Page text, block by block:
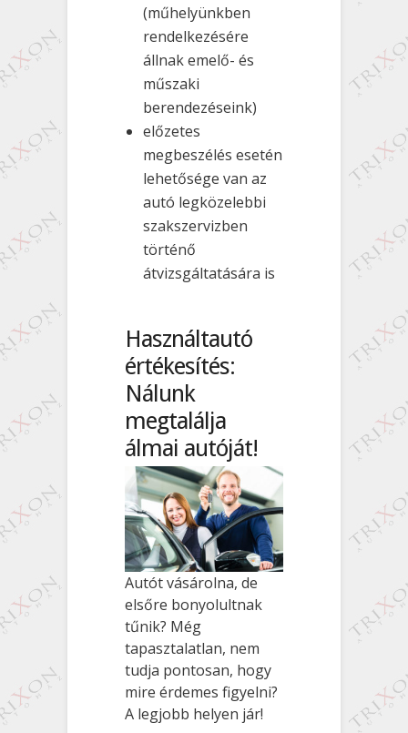
(műhelyünkben
rendelkezésére
állnak emelő- és
műszaki
berendezéseink)
előzetes
megbeszélés esetén
lehetősége van az
autó legközelebbi
szakszervizben
történő
átvizsgáltatására is
Használtautó
értékesítés:
Nálunk
megtalálja
álmai autóját!
Autót vásárolna, de
elsőre bonyolultnak
tűnik? Még
tapasztalatlan, nem
tudja pontosan, hogy
mire érdemes figyelni?
A legjobb helyen jár!